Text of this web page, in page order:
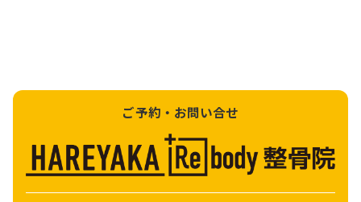
ご予約・お問い合せ